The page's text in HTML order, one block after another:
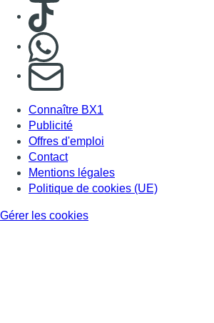
Consulter TikTok
S'abonner à notre newsletter
Connaître BX1
Publicité
Offres d'emploi
Contact
Mentions légales
Politique de cookies (UE)
Gérer les cookies